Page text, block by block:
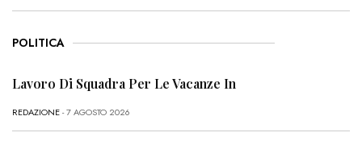
POLITICA
Lavoro Di Squadra Per Le Vacanze In
REDAZIONE- 7 AGOSTO 2026